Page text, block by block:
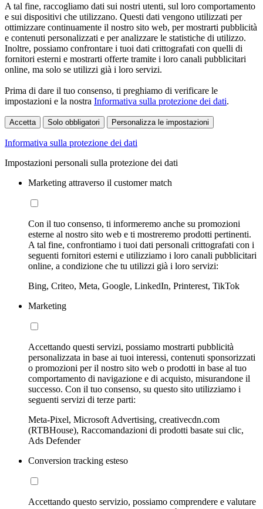
A tal fine, raccogliamo dati sui nostri utenti, sul loro comportamento
e sui dispositivi che utilizzano. Questi dati vengono utilizzati per
ottimizzare continuamente il nostro sito web, per mostrarti pubblicità
e contenuti personalizzati e per analizzare le statistiche di utilizzo.
Inoltre, possiamo confrontare i tuoi dati crittografati con quelli di
fornitori esterni e mostrarti offerte tramite i loro canali pubblicitari
online, ma solo se utilizzi già i loro servizi.
Prima di dare il tuo consenso, ti preghiamo di verificare le
impostazioni e la nostra Informativa sulla protezione dei dati.
Accetta Solo obbligatori Personalizza le impostazioni
Informativa sulla protezione dei dati
Impostazioni personali sulla protezione dei dati
Marketing attraverso il customer match
Con il tuo consenso, ti informeremo anche su promozioni
esterne al nostro sito web e ti mostreremo prodotti pertinenti.
A tal fine, confrontiamo i tuoi dati personali crittografati con i
seguenti fornitori esterni e utilizziamo i loro canali pubblicitari
online, a condizione che tu utilizzi già i loro servizi:
Bing, Criteo, Meta, Google, LinkedIn, Printerest, TikTok
Marketing
Accettando questi servizi, possiamo mostrarti pubblicità
personalizzata in base ai tuoi interessi, contenuti sponsorizzati
o promozioni per il nostro sito web o prodotti in base al tuo
comportamento di navigazione e di acquisto, misurandone il
successo. Con il tuo consenso, su questo sito utilizziamo i
seguenti servizi di terze parti:
Meta-Pixel, Microsoft Advertising, creativecdn.com
(RTBHouse), Raccomandazioni di prodotti basate sui clic,
Ads Defender
Conversion tracking esteso
Accettando questo servizio, possiamo comprendere e valutare